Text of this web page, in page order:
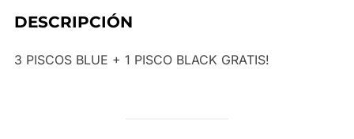
DESCRIPCIÓN
3 PISCOS BLUE + 1 PISCO BLACK GRATIS!